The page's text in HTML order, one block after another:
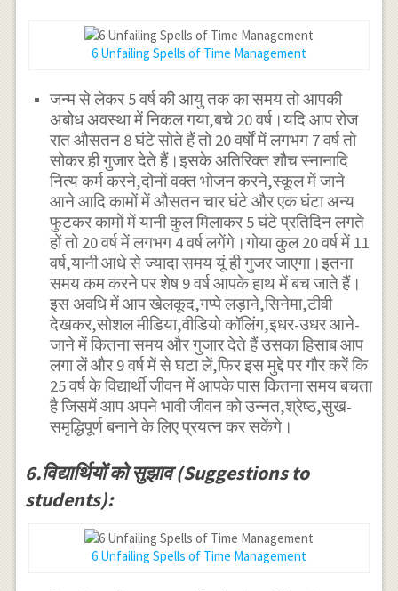
6 Unfailing Spells of Time Management
जन्म से लेकर 5 वर्ष की आयु तक का समय तो आपकी
अबोध अवस्था में निकल गया,बचे 20 वर्ष।यदि आप रोज
रात औसतन 8 घंटे सोते हैं तो 20 वर्षों में लगभग 7 वर्ष तो
सोकर ही गुजार देते हैं।इसके अतिरिक्त शौच स्नानादि
नित्य कर्म करने,दोनों वक्त भोजन करने,स्कूल में जाने
आने आदि कामों में औसतन चार घंटे और एक घंटा अन्य
फुटकर कामों में यानी कुल मिलाकर 5 घंटे प्रतिदिन लगते
हों तो 20 वर्ष में लगभग 4 वर्ष लगेंगे।गोया कुल 20 वर्ष में 11
वर्ष,यानी आधे से ज्यादा समय यूं ही गुजर जाएगा।इतना
समय कम करने पर शेष 9 वर्ष आपके हाथ में बच जाते हैं।
इस अवधि में आप खेलकूद,गप्पे लड़ाने,सिनेमा,टीवी
देखकर,सोशल मीडिया,वीडियो कॉलिंग,इधर-उधर आने-
जाने में कितना समय और गुजार देते हैं उसका हिसाब आप
लगा लें और 9 वर्ष में से घटा लें,फिर इस मुद्दे पर गौर करें कि
25 वर्ष के विद्यार्थी जीवन में आपके पास कितना समय बचता
है जिसमें आप अपने भावी जीवन को उन्नत,श्रेष्ठ,सुख-
समृद्धिपूर्ण बनाने के लिए प्रयत्न कर सकेंगे।
6.विद्यार्थियों को सुझाव (Suggestions to
students):
6 Unfailing Spells of Time Management